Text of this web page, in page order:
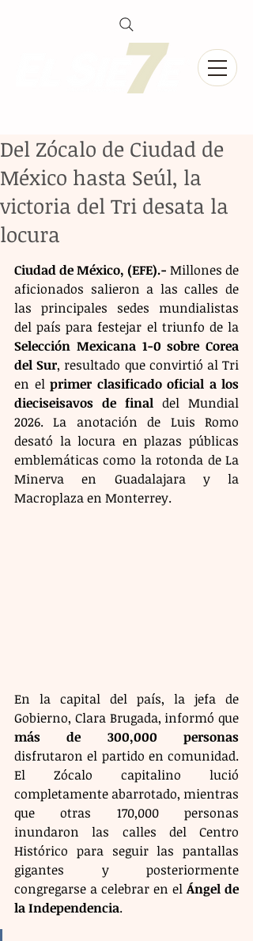
Del Zócalo de Ciudad de
México hasta Seúl, la
victoria del Tri desata la
locura
Ciudad de México, (EFE).- Millones de
aficionados salieron a las calles de
las principales sedes mundialistas
Selección Mexicana 1-0 sobre Corea
del Sur, resultado que convirtió al Tri
en el primer clasificado oficial a los
dieciseisavos de final del Mundial
2026. La anotación de Luis Romo
desató la locura en plazas públicas
emblemáticas como la rotonda de La
Minerva en Guadalajara y la
Macroplaza en Monterrey.
En la capital del país, la jefa de
más de 300,000 personas
disfrutaron el partido en comunidad.
El Zócalo capitalino lució
completamente abarrotado, mientras
que otras 170,000 personas
inundaron las calles del Centro
Histórico para seguir las pantallas
gigantes y posteriormente
congregarse a celebrar en el Ángel de
la Independencia.